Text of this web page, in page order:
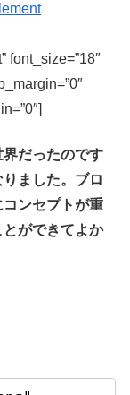
font_size=”18″
だったのです
ました。ブロ
ンセプトが重
ができてよか